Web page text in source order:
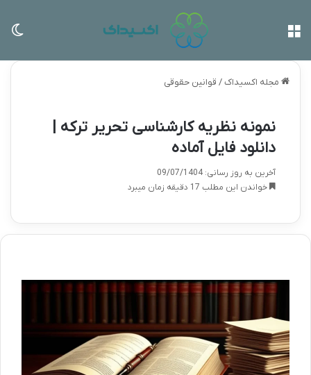
مجله اکسیداک/ قوانین حقوقی
نمونه نظریه کارشناسی تحریر ترکه |
دانلود فایل آماده
آخرین به روز رسانی: 09/07/1404
خواندن این مطلب 17 دقیقه زمان میبرد